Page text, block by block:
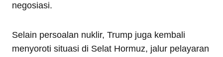
negosiasi.
Selain persoalan nuklir, Trump juga kembali
menyoroti situasi di Selat Hormuz, jalur pelayaran